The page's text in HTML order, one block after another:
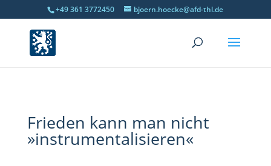
+49 361 3772450 bjoern.hoecke@afd-thl.de
Frieden kann man nicht
»instrumentalisieren«